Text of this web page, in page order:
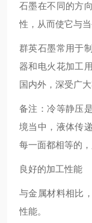
石墨在不同的方
性，从而使它与
群英石墨常用于
器和电火花加工
国内外，深受广
备注：冷等静压
境当中，液体传
每一面都相等的
良好的加工性能
与金属材料相比
性能。